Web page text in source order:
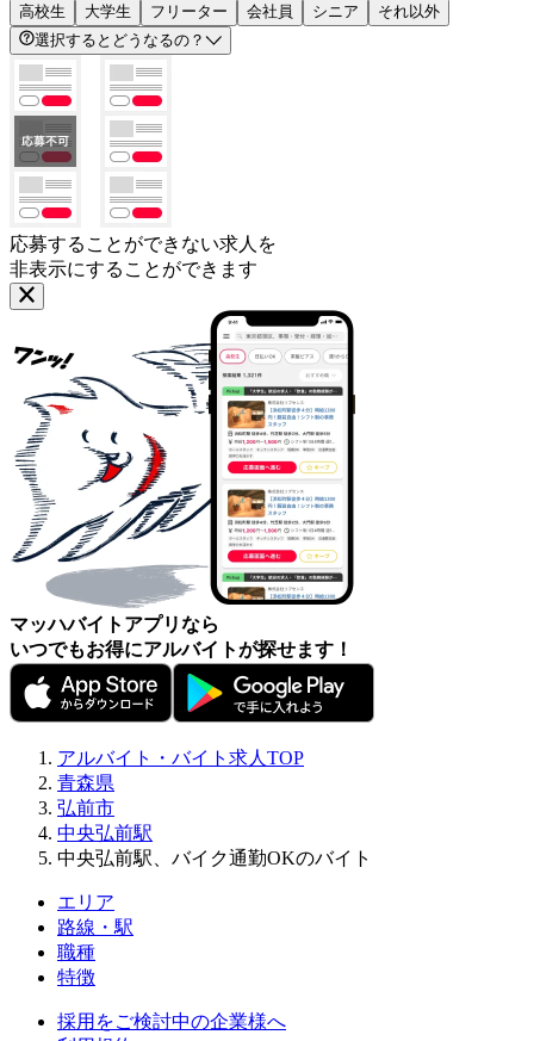
高校生 大学生 フリーター 会社員 シニア
それ以外
選択するとどうなるの？
応募することができない求人を
非表示にすることができます
マッハバイトアプリなら
いつでもお得にアルバイトが探せます！
アルバイト・バイト求人TOP
青森県
弘前市
中央弘前駅
中央弘前駅、バイク通勤OKのバイト
エリア
路線・駅
職種
特徴
採用をご検討中の企業様へ